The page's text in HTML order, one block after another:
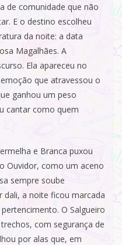
de comunidade que não
E o destino escolheu
da noite: a data
Magalhães. A
Ela apareceu no
que atravessou o
ganhou um peso
cantar como quem
e Branca puxou
Ouvidor, como um aceno
sempre soube
dali, a noite ficou marcada
O Salgueiro
com segurança de
por alas que, em